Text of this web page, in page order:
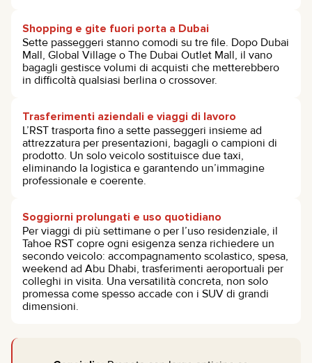
Shopping e gite fuori porta a Dubai
Sette passeggeri stanno comodi su tre file. Dopo Dubai
Mall, Global Village o The Dubai Outlet Mall, il vano
bagagli gestisce volumi di acquisti che metterebbero
in difficoltà qualsiasi berlina o crossover.
Trasferimenti aziendali e viaggi di lavoro
L’RST trasporta fino a sette passeggeri insieme ad
attrezzatura per presentazioni, bagagli o campioni di
prodotto. Un solo veicolo sostituisce due taxi,
eliminando la logistica e garantendo un’immagine
professionale e coerente.
Soggiorni prolungati e uso quotidiano
Per viaggi di più settimane o per l’uso residenziale, il
Tahoe RST copre ogni esigenza senza richiedere un
secondo veicolo: accompagnamento scolastico, spesa,
weekend ad Abu Dhabi, trasferimenti aeroportuali per
colleghi in visita. Una versatilità concreta, non solo
promessa come spesso accade con i SUV di grandi
dimensioni.